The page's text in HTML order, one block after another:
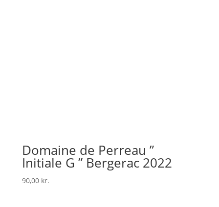
Domaine de Perreau ”
Initiale G ” Bergerac 2022
90,00 kr.